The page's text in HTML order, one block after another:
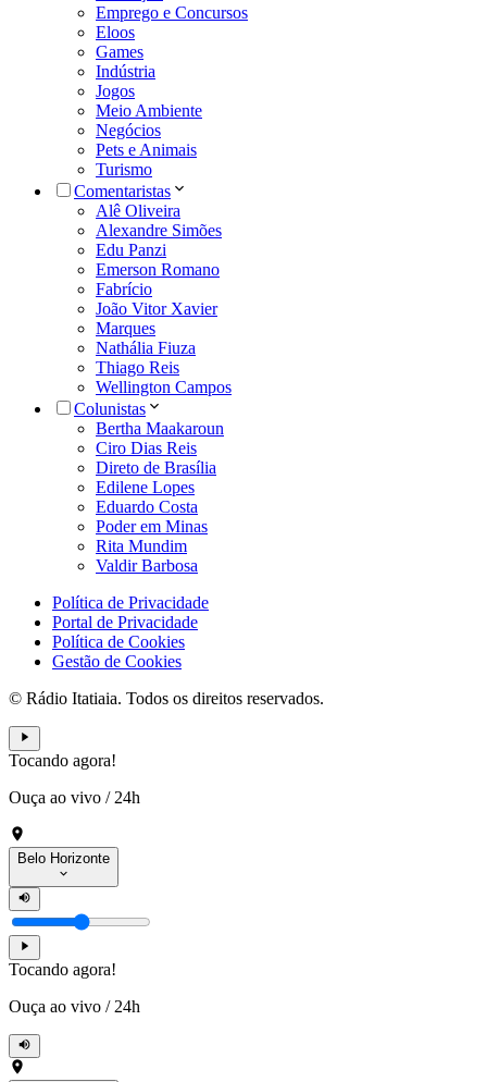
Emprego e Concursos
Eloos
Games
Indústria
Jogos
Meio Ambiente
Negócios
Pets e Animais
Turismo
Comentaristas
Alê Oliveira
Alexandre Simões
Edu Panzi
Emerson Romano
Fabrício
João Vitor Xavier
Marques
Nathália Fiuza
Thiago Reis
Wellington Campos
Colunistas
Bertha Maakaroun
Ciro Dias Reis
Direto de Brasília
Edilene Lopes
Eduardo Costa
Poder em Minas
Rita Mundim
Valdir Barbosa
Política de Privacidade
Portal de Privacidade
Política de Cookies
Gestão de Cookies
© Rádio Itatiaia. Todos os direitos reservados.
Tocando agora!
Ouça ao vivo / 24h
Belo Horizonte
Tocando agora!
Ouça ao vivo / 24h